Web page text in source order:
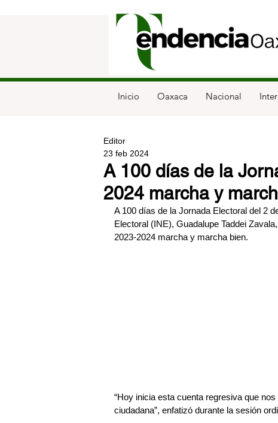
Inicio Oaxaca Nacional
A 100 días de la
2024 marcha y
Editor
23 feb 2024
A 100 días de la Jornada Electoral del 2
Electoral (INE), Guadalupe Taddei
2023-2024 marcha y marcha bien.
“Hoy inicia esta cuenta regresiva que
ciudadana”, enfatizó durante la sesión